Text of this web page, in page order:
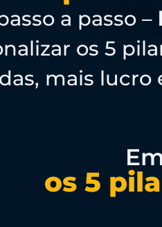
a passo –
os 5
mais
os 5